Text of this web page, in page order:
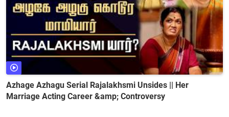
Azhage Azhagu Serial Rajalakhsmi Unsides || Her
Marriage Acting Career &amp; Controversy